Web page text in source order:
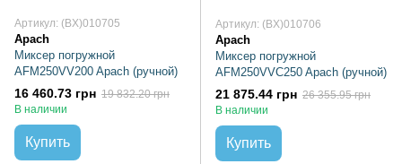
Артикул: (BX)010705
Apach
Миксер погружной
AFM250VV200 Apach (ручной)
16 460.73 грн 19 832.20 грн
В наличии
Купить
Артикул: (BX)010706
Apach
Миксер погружной
AFM250VVC250 Apach (ручной)
21 875.44 грн 26 355.95 грн
В наличии
Купить